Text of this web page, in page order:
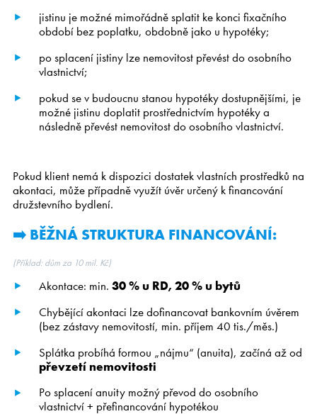
jistinu je možné mimořádně splatit ke konci fixačního
období bez poplatku, obdobně jako u hypotéky;
po splacení jistiny lze nemovitost převést do osobního
vlastnictví;
pokud se v budoucnu stanou hypotéky dostupnějšími, je
možné jistinu doplatit prostřednictvím hypotéky a
následně převést nemovitost do osobního vlastnictví.
Pokud klient nemá k dispozici dostatek vlastních prostředků na
akontaci, může případně využít úvěr určený k financování
družstevního bydlení.
➡️ BĚŽNÁ STRUKTURA FINANCOVÁNÍ:
(Příklad: dům za 10 mil. Kč)
Akontace: min.30 % u RD, 20 % u bytů
Chybějící akontaci lze dofinancovat bankovním úvěrem
(bez zástavy nemovitostí, min. příjem 40 tis./měs.)
Splátka probíhá formou „nájmu“ (anuita), začíná až od
převzetí nemovitosti
Po splacení anuity možný převod do osobního
vlastnictví + přefinancování hypotékou